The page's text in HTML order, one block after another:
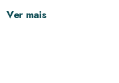
Ver mais